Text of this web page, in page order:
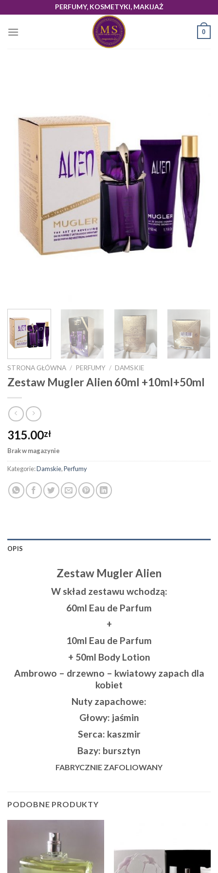
to
content
PERFUMY, KOSMETYKI, MAKIJAŻ
0
STRONA GŁÓWNA / PERFUMY / DAMSKIE
Zestaw Mugler Alien 60ml +10ml+50ml
315.00zł
Brak w magazynie
Kategorie:Damskie,Perfumy
OPIS
Zestaw Mugler Alien
W skład zestawu wchodzą:
60ml Eau de Parfum
+
10ml Eau de Parfum
+ 50ml Body Lotion
Ambrowo – drzewno – kwiatowy zapach dla
kobiet
Nuty zapachowe:
Głowy: jaśmin
Serca: kaszmir
Bazy: bursztyn
FABRYCZNIE ZAFOLIOWANY
PODOBNE PRODUKTY